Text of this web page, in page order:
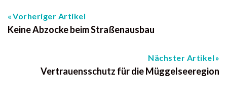
Vorheriger Artikel
Keine Abzocke beim Straßenausbau
Nächster Artikel
Vertrauensschutz für die Müggelseeregion